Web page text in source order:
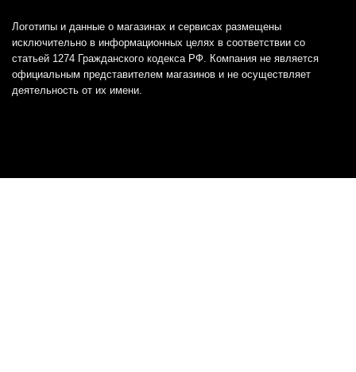
Логотипы и данные о магазинах и сервисах размещены
исключительно в информационных целях в соответствии со
статьей 1274 Гражданского кодекса РФ. Компания не является
официальным представителем магазинов и не осуществляет
деятельность от их имени.